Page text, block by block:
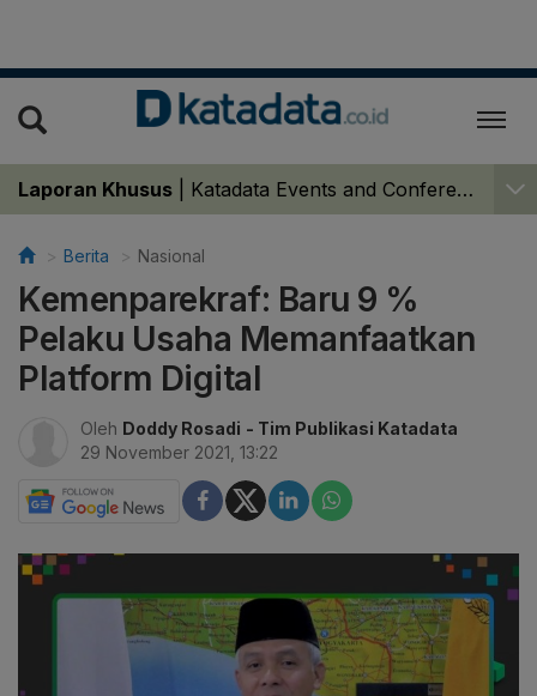
Laporan Khusus Katadata Events and Conferences
Berita Nasional
Kemenparekraf: Baru 9 %
Pelaku Usaha Memanfaatkan
Platform Digital
Oleh Doddy Rosadi - Tim Publikasi Katadata
29 November 2021, 13:22